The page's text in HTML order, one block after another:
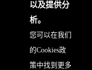
以及提供分
析。
您可以在我们
的Cookies政
策中找到更多